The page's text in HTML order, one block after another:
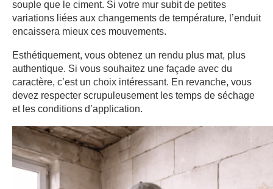
souple que le ciment. Si votre mur subit de petites
variations liées aux changements de température, l’enduit
encaissera mieux ces mouvements.
Esthétiquement, vous obtenez un rendu plus mat, plus
authentique. Si vous souhaitez une façade avec du
caractère, c’est un choix intéressant. En revanche, vous
devez respecter scrupuleusement les temps de séchage
et les conditions d’application.